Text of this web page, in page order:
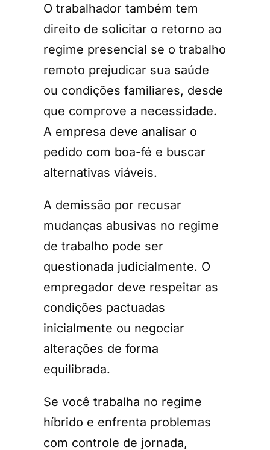
O trabalhador também tem
direito de solicitar o retorno ao
regime presencial se o trabalho
remoto prejudicar sua saúde
ou condições familiares, desde
que comprove a necessidade.
A empresa deve analisar o
pedido com boa-fé e buscar
alternativas viáveis.
A demissão por recusar
mudanças abusivas no regime
de trabalho pode ser
questionada judicialmente. O
empregador deve respeitar as
condições pactuadas
inicialmente ou negociar
alterações de forma
equilibrada.
Se você trabalha no regime
híbrido e enfrenta problemas
com controle de jornada,